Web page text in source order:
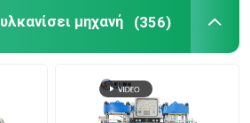
μηχανή (356)